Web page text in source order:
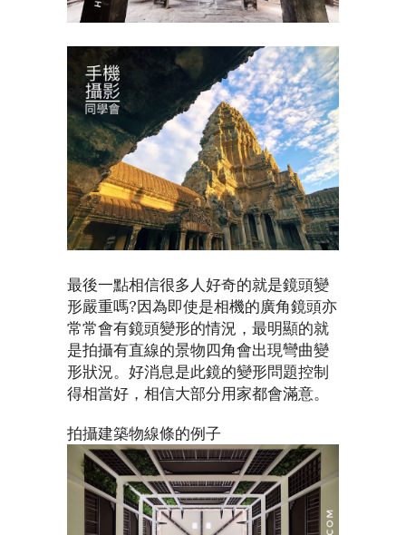
最後一點相信很多人好奇的就是鏡頭變
形嚴重嗎?因為即使是相機的廣角鏡頭亦
常常會有鏡頭變形的情況，最明顯的就
是拍攝有直線的景物四角會出現彎曲變
形狀況。好消息是此鏡的變形問題控制
得相當好，相信大部分用家都會滿意。
拍攝建築物線條的例子